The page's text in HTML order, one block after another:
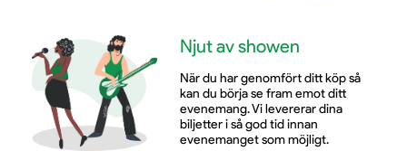
och nya perspektiv.
Hyllad av både publik och kritiker
Njut av showen
När du har genomfört ditt köp så
kan du börja se fram emot ditt
evenemang. Vi levererar dina
biljetter i så god tid innan
evenemanget som möjligt.